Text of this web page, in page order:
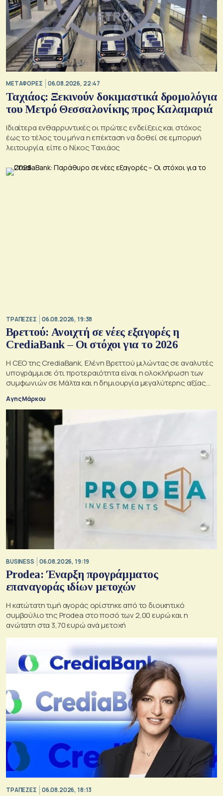
ΜΕΤΑΦΟΡΕΣ 06.08.2026, 22:47
Ταχιάος: Ξεκινούν δοκιμαστικά δρομολόγια
του Μετρό Θεσσαλονίκης προς Καλαμαριά
Ιδιαίτερα ενθαρρυντικές οι πρώτες ενδείξεις και στόχος
έως το τέλος του μήνα η επέκταση να δοθεί σε εμπορική
λειτουργία, είπε ο Νίκος Ταχιάος
ΤΡΑΠΕΖΕΣ 06.08.2026, 19:38
Βρεττού: Ανοιχτή σε νέες εξαγορές η
CrediaBank – Οι στόχοι για το 2026
Η CEO της CrediaBank, Ελένη Βρεττού μιλώντας σε αναλυτές
υπογράμμισε ότι προτεραιότητα είναι η ολοκλήρωση των
συμφωνιών σε Μάλτα και η δημιουργία μεγαλύτερης αξίας
για τους μετόχους
Αγης Μάρκου
BUSINESS 06.08.2026, 19:19
Prodea: Έναρξη προγράμματος
επαναγοράς ιδίων μετοχών
Η κατώτατη τιμή αγοράς ορίστηκε από το διοικητικό
συμβούλιο της Prodea στο ποσό των 2,00 ευρώ και η
ανώτατη στα 3,70 ευρώ ανά μετοχή
ΤΡΑΠΕΖΕΣ 06.08.2026, 18:13